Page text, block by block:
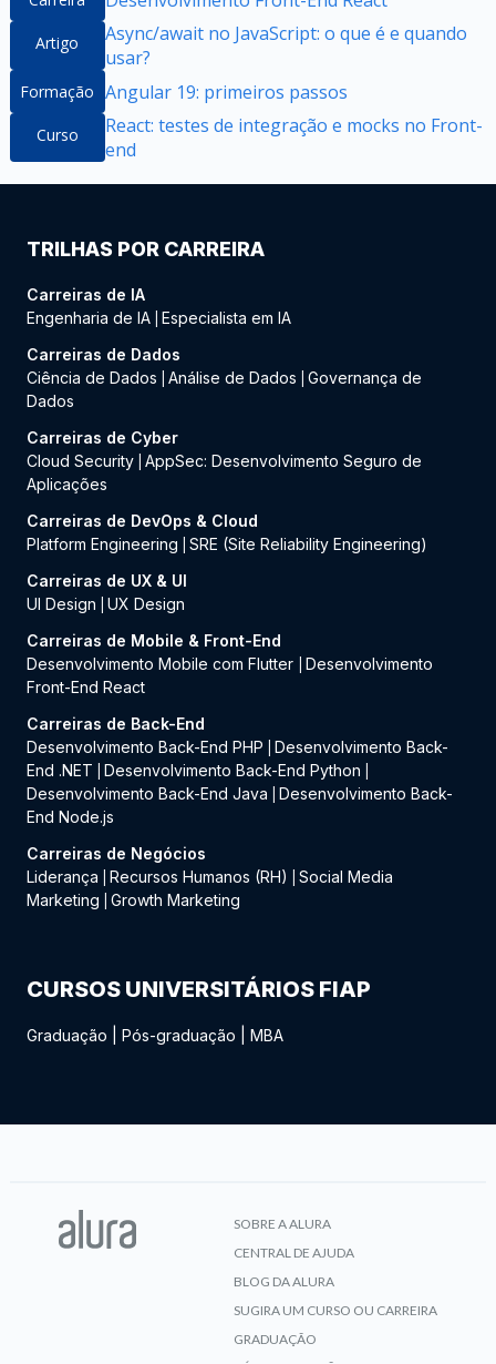
Artigo
Async/await no JavaScript: o que é e quando
usar?
Formação Angular 19: primeiros passos
Curso
React: testes de integração e mocks no Front-
end
TRILHAS POR CARREIRA
Carreiras de IA
Engenharia de IA Especialista em IA
Carreiras de Dados
Ciência de Dados
Análise de Dados
Governança de
Dados
Carreiras de Cyber
Cloud Security AppSec: Desenvolvimento Seguro de
Aplicações
Carreiras de DevOps & Cloud
Platform Engineering
SRE (Site Reliability Engineering)
Carreiras de UX & UI
UI Design
UX Design
Carreiras de Mobile & Front-End
Desenvolvimento Mobile com Flutter
Desenvolvimento
Front-End React
Carreiras de Back-End
Desenvolvimento Back-End PHP
Desenvolvimento Back-
End .NET
Desenvolvimento Back-End Python
Desenvolvimento Back-End Java
Desenvolvimento Back-
End Node.js
Carreiras de Negócios
Liderança
Recursos Humanos (RH)
Social Media
Marketing
Growth Marketing
CURSOS UNIVERSITÁRIOS FIAP
Graduação Pós-graduação MBA
SOBRE A ALURA
CENTRAL DE AJUDA
BLOG DA ALURA
SUGIRA UM CURSO OU CARREIRA
GRADUAÇÃO